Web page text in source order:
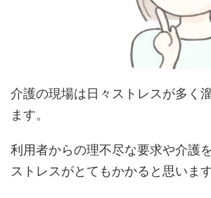
介護の現場は日々ストレスが多く
ます。
利用者からの理不尽な要求や介護
ストレスがとてもかかると思います